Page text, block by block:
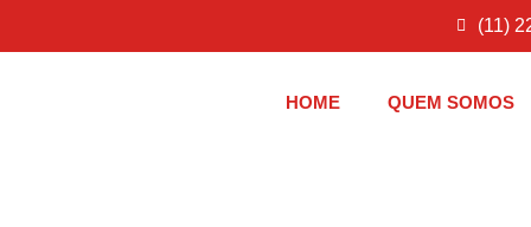
(11)
HOME QUEM SOMOS